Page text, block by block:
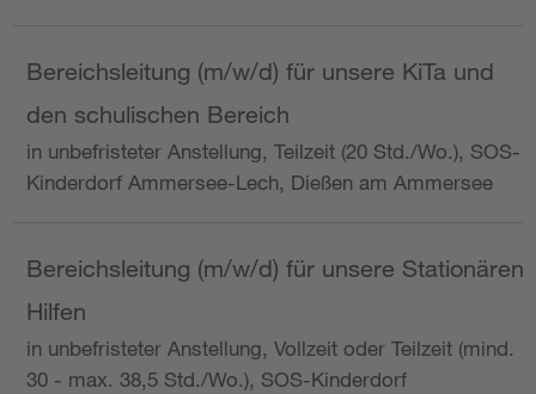
Bereichsleitung (m/w/d) für unsere KiTa und
den schulischen Bereich
in unbefristeter Anstellung, Teilzeit (20 Std./Wo.), SOS-
Kinderdorf Ammersee-Lech, Dießen am Ammersee
Bereichsleitung (m/w/d) für unsere Stationären
Hilfen
in unbefristeter Anstellung, Vollzeit oder Teilzeit (mind.
30 - max. 38,5 Std./Wo.), SOS-Kinderdorf